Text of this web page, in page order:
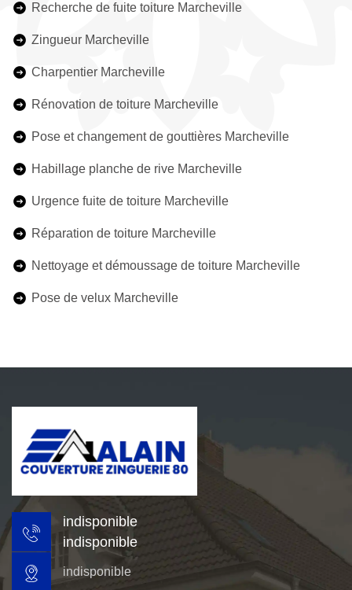
Recherche de fuite toiture Marcheville
Zingueur Marcheville
Charpentier Marcheville
Rénovation de toiture Marcheville
Pose et changement de gouttières Marcheville
Habillage planche de rive Marcheville
Urgence fuite de toiture Marcheville
Réparation de toiture Marcheville
Nettoyage et démoussage de toiture Marcheville
Pose de velux Marcheville
indisponible
indisponible
indisponible